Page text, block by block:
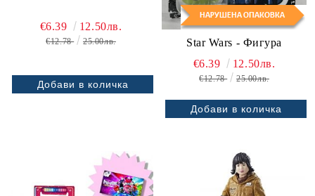
€6.39 12.50лв.
€12.78 25.00лв. Star Wars - Фигура
€6.39 12.50лв.
€12.78 25.00лв.